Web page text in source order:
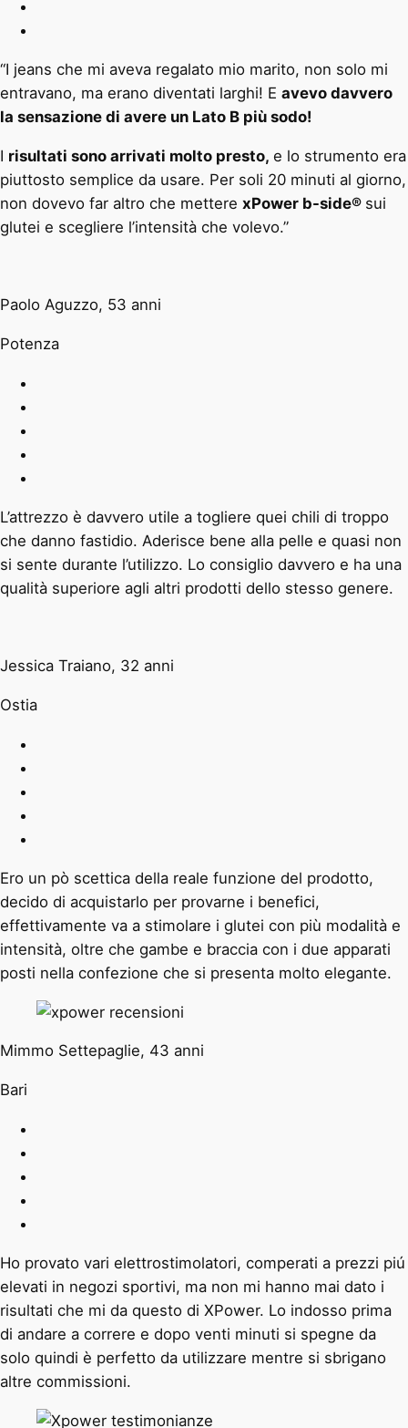
“I jeans che mi aveva regalato mio marito, non solo mi
entravano, ma erano diventati larghi! E avevo davvero
la sensazione di avere un Lato B più sodo!
I risultati sono arrivati molto presto, e lo strumento era
piuttosto semplice da usare. Per soli 20 minuti al giorno,
non dovevo far altro che mettere xPower b-side® sui
glutei e scegliere l’intensità che volevo.”
Paolo Aguzzo, 53 anni
Potenza
L’attrezzo è davvero utile a togliere quei chili di troppo
che danno fastidio. Aderisce bene alla pelle e quasi non
si sente durante l’utilizzo. Lo consiglio davvero e ha una
qualità superiore agli altri prodotti dello stesso genere.
Jessica Traiano, 32 anni
Ostia
Ero un pò scettica della reale funzione del prodotto,
decido di acquistarlo per provarne i benefici,
effettivamente va a stimolare i glutei con più modalità e
intensità, oltre che gambe e braccia con i due apparati
posti nella confezione che si presenta molto elegante.
Mimmo Settepaglie, 43 anni
Bari
Ho provato vari elettrostimolatori, comperati a prezzi piú
elevati in negozi sportivi, ma non mi hanno mai dato i
risultati che mi da questo di XPower. Lo indosso prima
di andare a correre e dopo venti minuti si spegne da
solo quindi è perfetto da utilizzare mentre si sbrigano
altre commissioni.